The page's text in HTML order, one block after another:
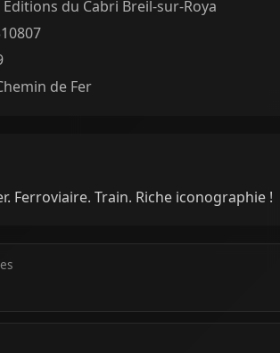
Éditions du Cabri Breil-sur-Roya
de Fer
Ferroviaire. Train. Riche iconographie !